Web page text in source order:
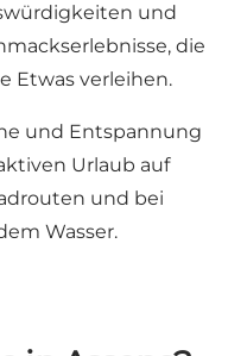
und
die
Etwas verleihen.
und Entspannung
Urlaub auf
und bei
Wasser.